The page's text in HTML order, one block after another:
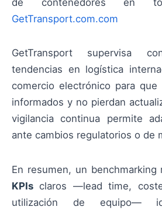
de contenedores en
GetTransport.com.com
GetTransport supervisa
tendencias en logística
comercio electrónico para
informados y no pierdan
vigilancia continua permite
ante cambios regulatorios o de
En resumen, un benchmarking
KPIs claros —lead time,
utilización de equipo—